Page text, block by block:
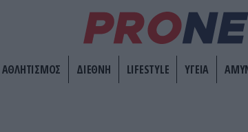
ΑΘΛΗΤΙΣΜΟΣ ΔΙΕΘΝΗ LIFESTYLE ΥΓΕΙΑ